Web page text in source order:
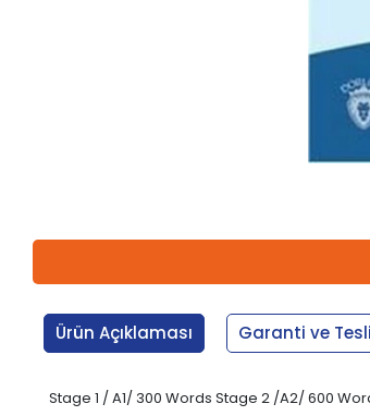
Ürün Açıklaması Garanti ve
Stage 1 / A1/ 300 Words Stage 2 /A2/ 600